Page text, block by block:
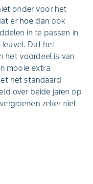
onder voor het
er hoe dan ook
in te passen in
Dat het
het voordeel is van
mooie extra
het standaard
over beide jaren op
zeker niet